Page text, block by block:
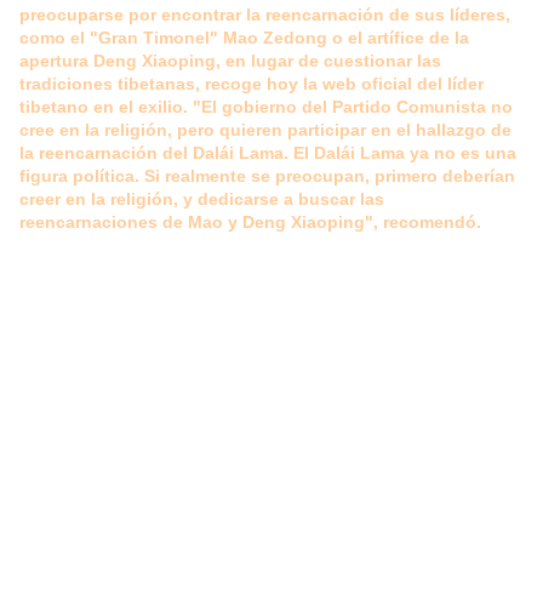
preocuparse por encontrar la reencarnación de sus líderes,
como el "Gran Timonel" Mao Zedong o el artífice de la
apertura Deng Xiaoping, en lugar de cuestionar las
tradiciones tibetanas, recoge hoy la web oficial del líder
tibetano en el exilio. "El gobierno del Partido Comunista no
cree en la religión, pero quieren participar en el hallazgo de
la reencarnación del Dalái Lama. El Dalái Lama ya no es una
figura política. Si realmente se preocupan, primero deberían
creer en la religión, y dedicarse a buscar las
reencarnaciones de Mao y Deng Xiaoping", recomendó.